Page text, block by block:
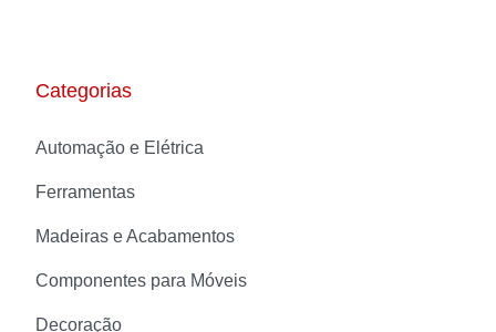
Categorias
Automação e Elétrica
Ferramentas
Madeiras e Acabamentos
Componentes para Móveis
Decoração